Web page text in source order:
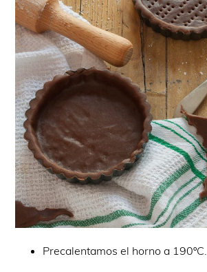
Precalentamos el horno a 190ºC.